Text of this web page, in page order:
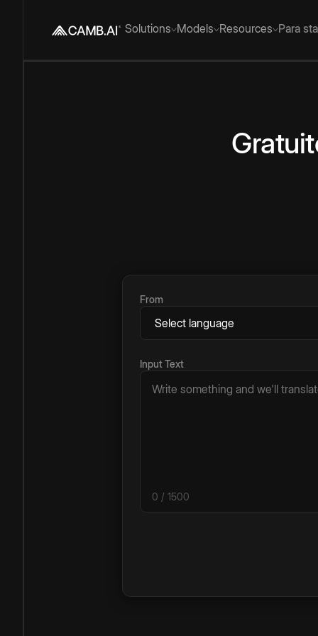
Solutions Models Resources Para
From
Input Text
0 / 1500